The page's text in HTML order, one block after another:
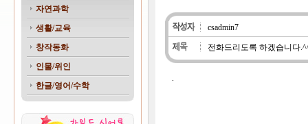
자연과학
생활/교육
창작동화
인물/위인
한글/영어/수학
csadmin7
전화드리도록 하겠습니다
.